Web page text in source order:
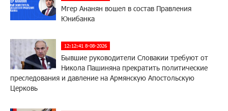
Мгер Ананян вошел в состав Правления
Юнибанка
12:12:41 8-08-2026
Бывшие руководители Словакии требуют от
Никола Пашиняна прекратить политические
преследования и давление на Армянскую Апостольскую
Церковь